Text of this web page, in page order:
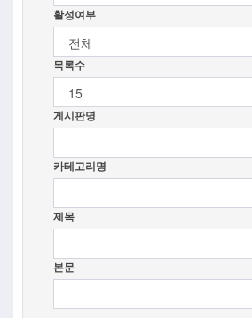
활성여부
목록수
게시판명
카테고리명
제목
본문